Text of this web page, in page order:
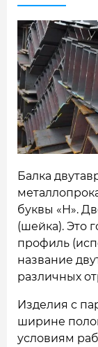
КАК МЫ
ДОСТАВКА И
НАШИ ОБЪЕКТЫ
ОТЗЫВЫ
О НАС
БЛОГ
КОНТАКТЫ
Балка
буквы «Н».
(шейка). Это
профиль
название
различных
Изделия с
ширине
условиям